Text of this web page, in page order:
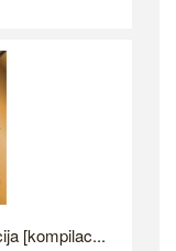
[kompilac...